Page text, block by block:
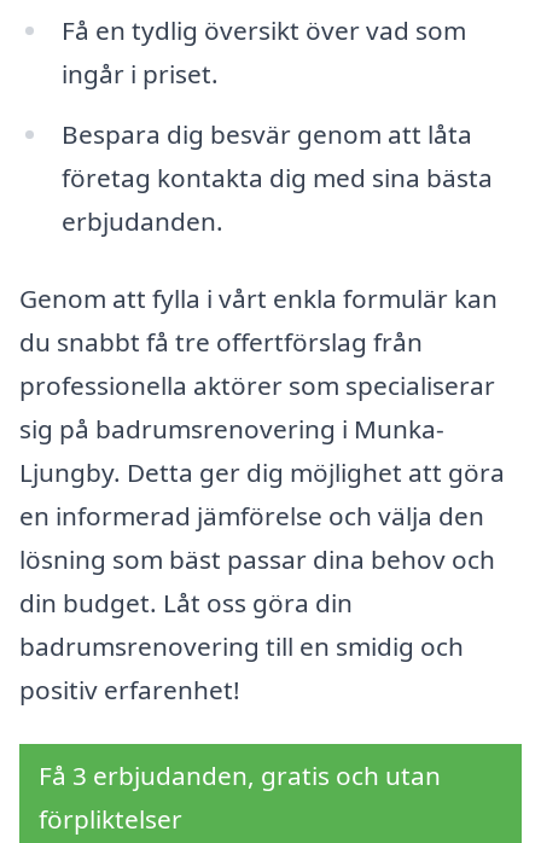
Få en tydlig översikt över vad som
ingår i priset.
Bespara dig besvär genom att låta
företag kontakta dig med sina bästa
erbjudanden.
Genom att fylla i vårt enkla formulär kan
du snabbt få tre offertförslag från
professionella aktörer som specialiserar
sig på badrumsrenovering i Munka-
Ljungby. Detta ger dig möjlighet att göra
en informerad jämförelse och välja den
lösning som bäst passar dina behov och
din budget. Låt oss göra din
badrumsrenovering till en smidig och
positiv erfarenhet!
Få 3 erbjudanden, gratis och utan
förpliktelser